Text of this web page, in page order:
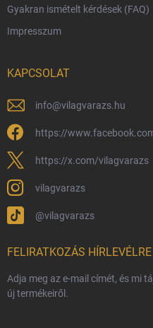
Reklamáció és visszáru
Hűségprogram
Általános Szerződési Feltételek
Adatvédelmi feltételek
Védjegyek és szerzői jogok
Fémjelzés és nemesfém-
Gyakran ismételt kérdések (FAQ)
Impresszum
KAPCSOLAT
info@vilagvarazs.hu
https://
https://x.com/vilagvarazs
vilagvarazs
@vilagvarazs
FELIRATKOZÁS HÍRLEVÉLRE
Adja meg az e-mail címét, és mi
új termékeiről.